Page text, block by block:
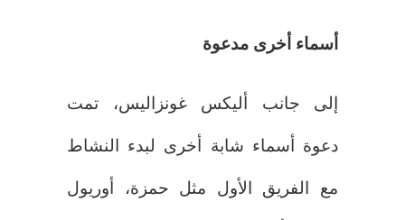
أسماء أخرى مدعوة
إلى جانب أليكس غونزاليس، تمت
دعوة أسماء شابة أخرى لبدء النشاط
مع الفريق الأول مثل حمزة، أوريول